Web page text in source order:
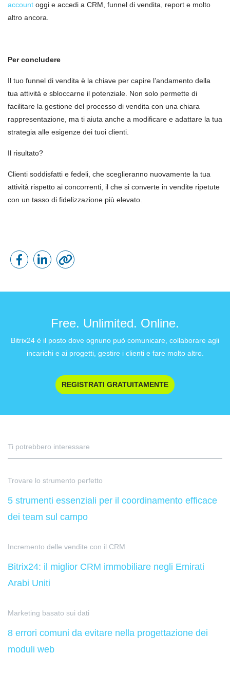
account oggi e accedi a CRM, funnel di vendita, report e molto
altro ancora.
Per concludere
Il tuo funnel di vendita è la chiave per capire l’andamento della
tua attività e sbloccarne il potenziale. Non solo permette di
facilitare la gestione del processo di vendita con una chiara
rappresentazione, ma ti aiuta anche a modificare e adattare la tua
strategia alle esigenze dei tuoi clienti.
Il risultato?
Clienti soddisfatti e fedeli, che sceglieranno nuovamente la tua
attività rispetto ai concorrenti, il che si converte in vendite ripetute
con un tasso di fidelizzazione più elevato.
Free. Unlimited. Online.
Bitrix24 è il posto dove ognuno può comunicare, collaborare agli
incarichi e ai progetti, gestire i clienti e fare molto altro.
REGISTRATI GRATUITAMENTE
Ti potrebbero interessare
Trovare lo strumento perfetto
5 strumenti essenziali per il coordinamento efficace
dei team sul campo
Incremento delle vendite con il CRM
Bitrix24: il miglior CRM immobiliare negli Emirati
Arabi Uniti
Marketing basato sui dati
8 errori comuni da evitare nella progettazione dei
moduli web